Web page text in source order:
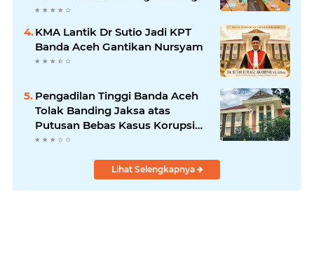
KMA Lantik Dr Sutio Jadi KPT
Banda Aceh Gantikan Nursyam
Pengadilan Tinggi Banda Aceh
Tolak Banding Jaksa atas
Putusan Bebas Kasus Korupsi
Wastafel
Lihat Selengkapnya